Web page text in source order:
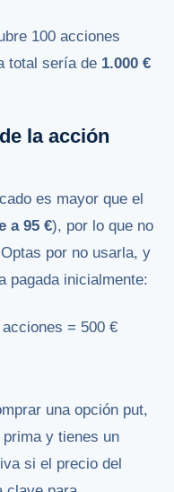
100 acciones
total sería de 1.000 €
la acción
es mayor que el
a 95 €), por lo que no
por no usarla, y
pagada inicialmente:
= 500 €
una opción put,
y tienes un
si el precio del